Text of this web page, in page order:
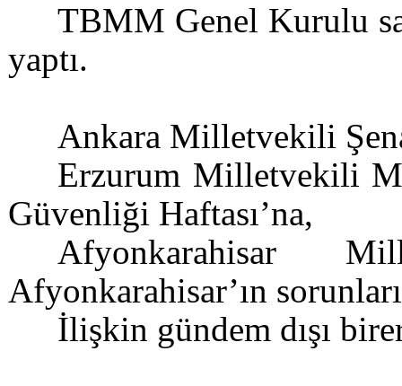
TBMM Genel Kurulu
yaptı.
Ankara Milletvekili
Erzurum Milletvekili
Güvenliği Haftası’na,
Afyonkarahisar
Afyonkarahisar’ın
İlişkin gündem dışı